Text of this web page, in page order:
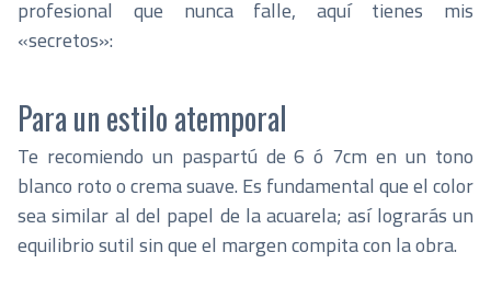
profesional que nunca falle, aquí tienes mis
«secretos»:
Para un estilo atemporal
Te recomiendo un paspartú de 6 ó 7cm en un tono
blanco roto o crema suave. Es fundamental que el color
sea similar al del papel de la acuarela; así lograrás un
equilibrio sutil sin que el margen compita con la obra.